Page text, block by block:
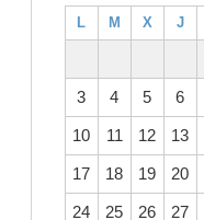
L M X J
3 4 5 6
10 11 12 13
17 18 19 20
24 25 26 27